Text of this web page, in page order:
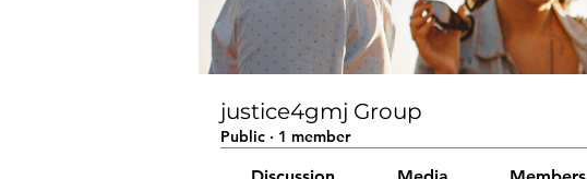
justice4gmj Group
Public · 1 member